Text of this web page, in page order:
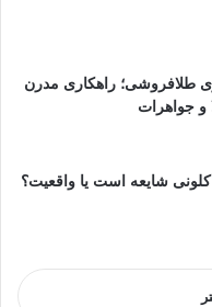
طلافروشی؛ راهکاری مدرن
و جواهرات
شایعه است یا واقعیت؟